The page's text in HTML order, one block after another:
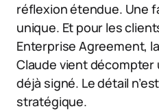
réflexion étendue. Une
unique. Et pour les
Enterprise Agreement,
Claude vient
déjà signé. Le détail
stratégique.